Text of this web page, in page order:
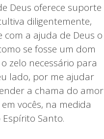
Deus oferece suporte
diligentemente,
a ajuda de Deus o
se fosse um dom
zelo necessário para
lado, por me ajudar
a chama do amor
vocês, na medida
Santo.